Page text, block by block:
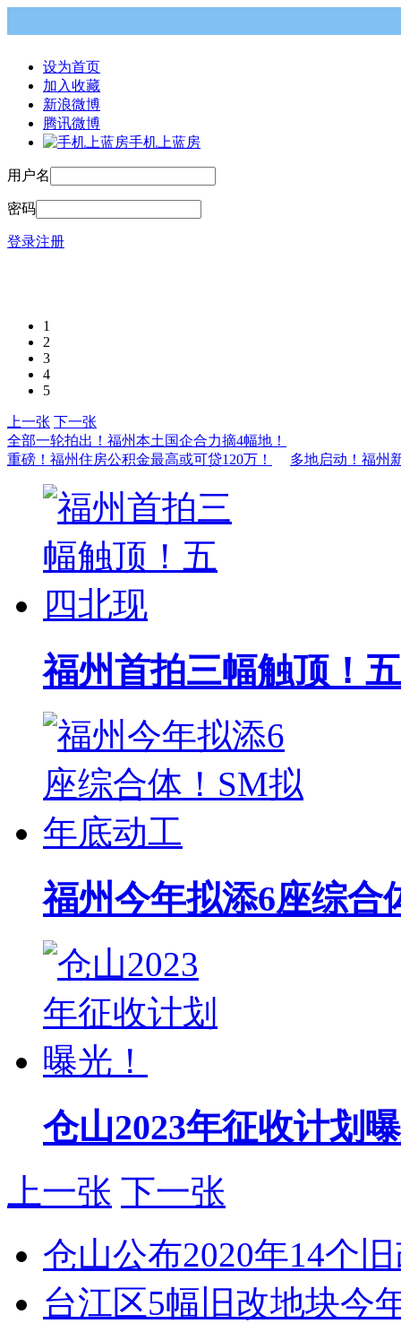
设为首页
加入收藏
新浪微博
腾讯微博
手机上蓝房
用户名
密码
登录注册
1
2
3
4
5
上一张 下一张
全部一轮拍出！福州本土国企合力摘4幅地！
重磅！福州住房公积金最高或可贷120万！
多地启动！福州
福州首拍三幅触顶！
福州今年拟添6座综合
仓山2023年征收计划
上一张 下一张
仓山公布2020年14个
台江区5幅旧改地块今